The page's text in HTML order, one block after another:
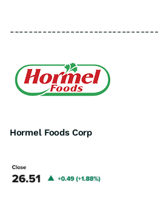
Hormel Foods Corp